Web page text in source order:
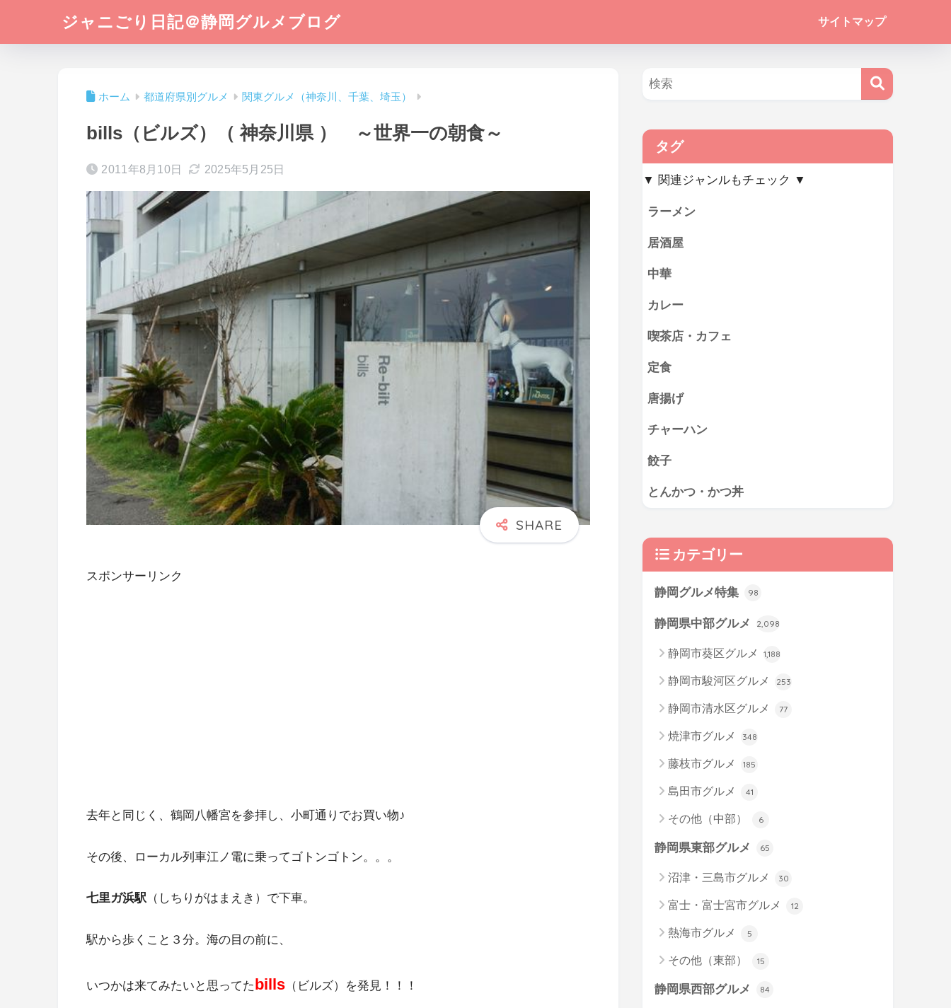
ジャニごり日記＠静岡グルメブログ サイトマップ
ホーム 都道府県別グルメ 関東グルメ（神奈川、千葉、埼玉）
bills（ビルズ）（ 神奈川県 ） ～世界一の朝食～
2011年8月10日 2025年5月25日
スポンサーリンク
去年と同じく、鶴岡八幡宮を参拝し、小町通りでお買い物♪
その後、ローカル列車江ノ電に乗ってゴトンゴトン。。。
七里ガ浜駅 （しちりがはまえき）で下車。
駅から歩くこと３分。海の目の前に、
いつかは来てみたいと思ってたbills （ビルズ）を発見！！！
タグ
▼ 関連ジャンルもチェック ▼
ラーメン
居酒屋
中華
カレー
喫茶店・カフェ
定食
唐揚げ
チャーハン
餃子
とんかつ・かつ丼
カテゴリー
静岡グルメ特集 98
静岡県中部グルメ 2,098
静岡市葵区グルメ 1,188
静岡市駿河区グルメ 253
静岡市清水区グルメ 77
焼津市グルメ 348
藤枝市グルメ 185
島田市グルメ 41
その他（中部） 6
静岡県東部グルメ 65
沼津・三島市グルメ 30
富士・富士宮市グルメ 12
熱海市グルメ 5
その他（東部） 15
静岡県西部グルメ 84